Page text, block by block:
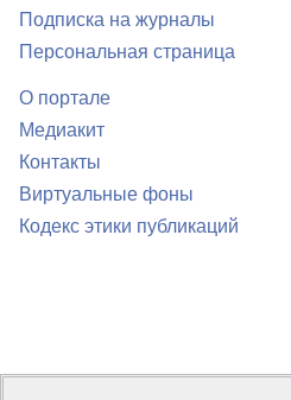
Подписка на журналы
Персональная страница
О портале
Медиакит
Контакты
Виртуальные фоны
Кодекс этики публикаций